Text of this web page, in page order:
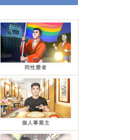
同性愛者
個人事業主